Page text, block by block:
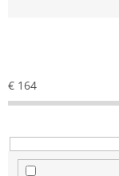
r
o
u
k
€ 164